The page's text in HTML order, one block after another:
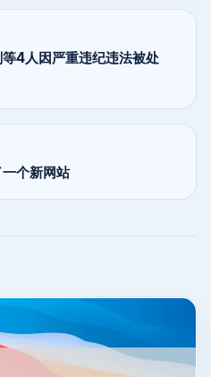
4人因严重违纪违法被处
个新网站